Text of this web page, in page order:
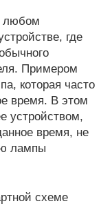
любом
где
Примером
которая часто
время. В этом
устройством,
время, не
лампы
схеме